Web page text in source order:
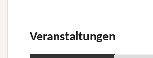
Veranstaltungen